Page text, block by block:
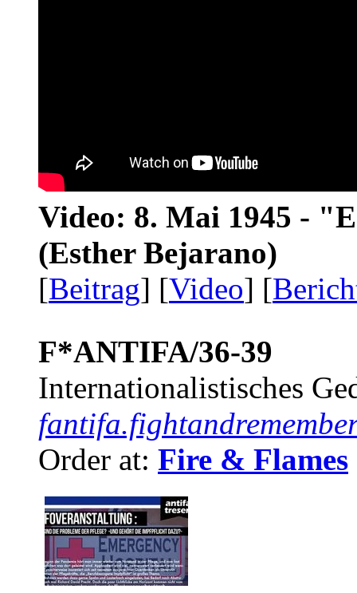
Video: 8. Mai 1945 -
(Esther Bejarano)
[Beitrag] [Video] [
F*ANTIFA/36-39
Internationalistisches
Order at: Fire & Flames